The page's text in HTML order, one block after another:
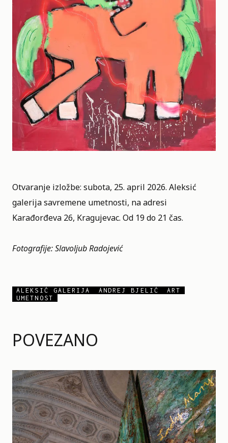
POVEZANO
Otvaranje izložbe: subota, 25. april 2026. Aleksić
galerija savremene umetnosti, na adresi
Karađorđeva 26, Kragujevac. Od 19 do 21 čas.
Fotografije: Slavoljub Radojević
ALEKSIĆ GALERIJA ANDREJ BJELIĆ
ART
UMETNOST